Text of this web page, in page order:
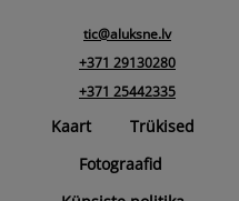
tic@aluksne.lv
+371 29130280
+371 25442335
Kaart
Trükised
Fotograafid